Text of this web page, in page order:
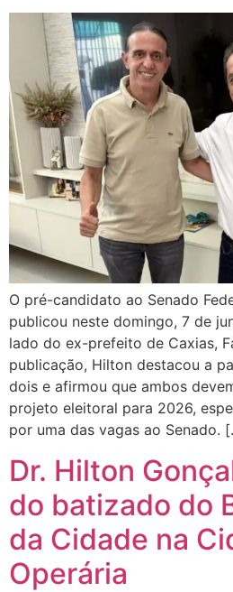
O pré-candidato ao Senado
publicou neste domingo, 7 de
lado do ex-prefeito de Caxias,
publicação, Hilton destacou a
dois e afirmou que ambos
projeto eleitoral para 2026,
por uma das vagas ao Senado.
Dr. Hilton
do batizado do
da Cidade na
Operária